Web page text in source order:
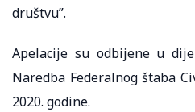
društvu”.
Apelacije su odbijene u
Naredba Federalnog štaba
2020. godine.